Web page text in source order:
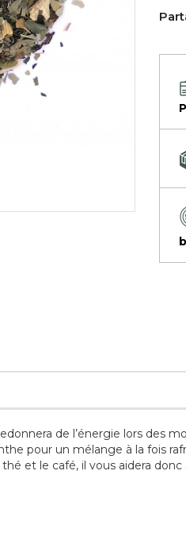
de l’énergie lors des
pour un mélange à la fois
et le café, il vous aidera